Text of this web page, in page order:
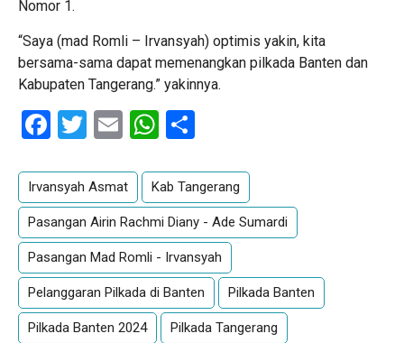
Nomor 1.
“Saya (mad Romli – Irvansyah) optimis yakin, kita
bersama-sama dapat memenangkan pilkada Banten dan
Kabupaten Tangerang.” yakinnya.
Facebook
Twitter
EmailWhatsApp
Irvansyah Asmat Kab Tangerang
Pasangan Airin Rachmi Diany - Ade Sumardi
Pasangan Mad Romli - Irvansyah
Pelanggaran Pilkada di Banten Pilkada Banten
Pilkada Banten 2024 Pilkada Tangerang